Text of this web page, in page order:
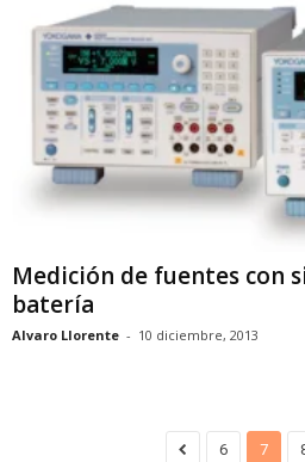
Medición de fuentes con
batería
Alvaro Llorente - 10 diciembre, 2013
6 7